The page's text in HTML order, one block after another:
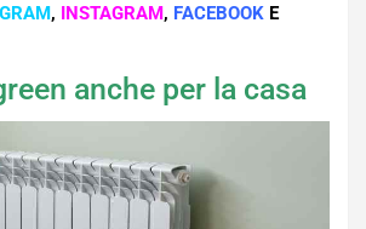
, INSTAGRAM, FACEBOOK E
anche per la casa